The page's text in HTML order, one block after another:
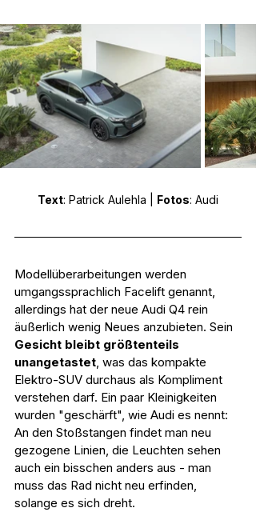
Text: Patrick Aulehla | Fotos: Audi
Modellüberarbeitungen werden
umgangssprachlich Facelift genannt,
allerdings hat der neue Audi Q4 rein
äußerlich wenig Neues anzubieten. Sein
Gesicht bleibt größtenteils
unangetastet, was das kompakte
Elektro-SUV durchaus als Kompliment
verstehen darf. Ein paar Kleinigkeiten
wurden "geschärft", wie Audi es nennt:
An den Stoßstangen findet man neu
gezogene Linien, die Leuchten sehen
auch ein bisschen anders aus - man
muss das Rad nicht neu erfinden,
solange es sich dreht.